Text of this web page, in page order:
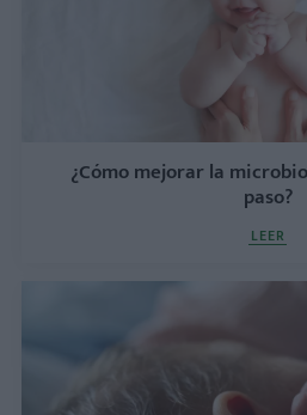
¿Cómo mejorar la
paso?
LEER